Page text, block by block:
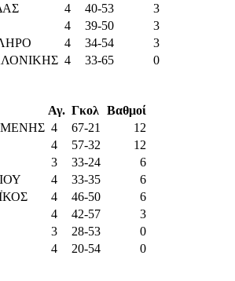
4 40-53
3
4 39-50
3
4 34-54
3
4 33-65 0
Αγ. Γκολ
Βαθμοί
4 67-21
12
4 57-32
12
3 33-24
6
4 33-35
6
4 46-50
6
4 42-57
3
3 28-53
0
4 20-54 0